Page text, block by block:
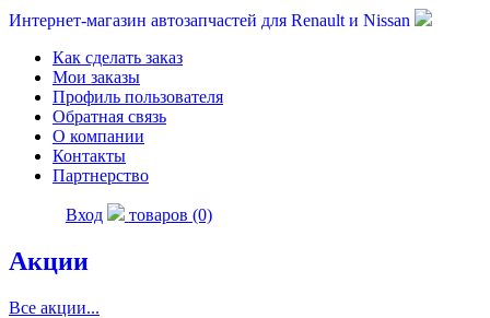
Интернет-магазин автозапчастей для Renault и Nissan
Как сделать заказ
Мои заказы
Профиль пользователя
Обратная связь
О компании
Контакты
Партнерство
Вход товаров (0)
Акции
Все акции...